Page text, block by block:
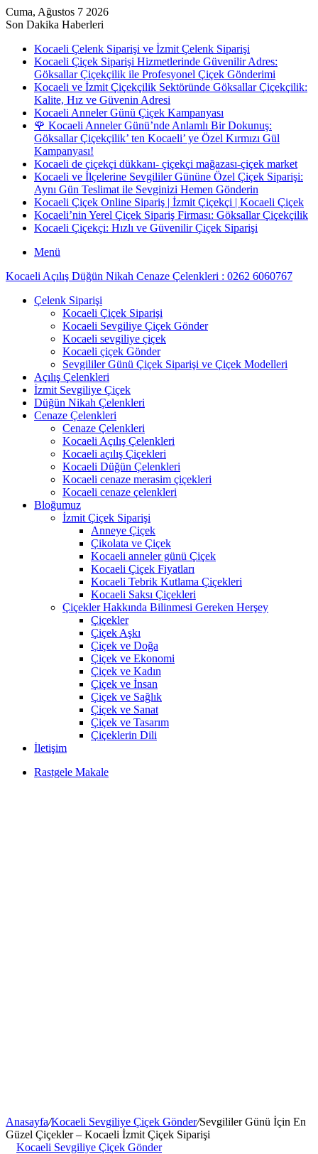
Cuma, Ağustos 7 2026
Son Dakika Haberleri
Kocaeli Çelenk Siparişi ve İzmit Çelenk Siparişi
Kocaeli Çiçek Siparişi Hizmetlerinde Güvenilir Adres:
Göksallar Çiçekçilik ile Profesyonel Çiçek Gönderimi
Kocaeli ve İzmit Çiçekçilik Sektöründe Göksallar Çiçekçilik:
Kalite, Hız ve Güvenin Adresi
Kocaeli Anneler Günü Çiçek Kampanyası
🌹 Kocaeli Anneler Günü’nde Anlamlı Bir Dokunuş:
Göksallar Çiçekçilik’ ten Kocaeli’ ye Özel Kırmızı Gül
Kampanyası!
Kocaeli de çiçekçi dükkanı- çiçekçi mağazası-çiçek market
Kocaeli ve İlçelerine Sevgililer Gününe Özel Çiçek Siparişi:
Aynı Gün Teslimat ile Sevginizi Hemen Gönderin
Kocaeli Çiçek Online Sipariş | İzmit Çiçekçi | Kocaeli Çiçek
Kocaeli’nin Yerel Çiçek Sipariş Firması: Göksallar Çiçekçilik
Kocaeli Çiçekçi: Hızlı ve Güvenilir Çiçek Siparişi
Menü
Kocaeli Açılış Düğün Nikah Cenaze Çelenkleri : 0262 6060767
Çelenk Siparişi
Kocaeli Çiçek Siparişi
Kocaeli Sevgiliye Çiçek Gönder
Kocaeli sevgiliye çiçek
Kocaeli çiçek Gönder
Sevgililer Günü Çiçek Siparişi ve Çiçek Modelleri
Açılış Çelenkleri
İzmit Sevgiliye Çiçek
Düğün Nikah Çelenkleri
Cenaze Çelenkleri
Cenaze Çelenkleri
Kocaeli Açılış Çelenkleri
Kocaeli açılış Çiçekleri
Kocaeli Düğün Çelenkleri
Kocaeli cenaze merasim çiçekleri
Kocaeli cenaze çelenkleri
Bloğumuz
İzmit Çiçek Siparişi
Anneye Çiçek
Çikolata ve Çiçek
Kocaeli anneler günü Çiçek
Kocaeli Çiçek Fiyatları
Kocaeli Tebrik Kutlama Çiçekleri
Kocaeli Saksı Çiçekleri
Çiçekler Hakkında Bilinmesi Gereken Herşey
Çiçekler
Çiçek Aşkı
Çiçek ve Doğa
Çiçek ve Ekonomi
Çiçek ve Kadın
Çiçek ve İnsan
Çiçek ve Sağlık
Çiçek ve Sanat
Çiçek ve Tasarım
Çiçeklerin Dili
İletişim
Rastgele Makale
Anasayfa/Kocaeli Sevgiliye Çiçek Gönder/Sevgililer Günü İçin En
Güzel Çiçekler – Kocaeli İzmit Çiçek Siparişi
Kocaeli Sevgiliye Çiçek Gönder